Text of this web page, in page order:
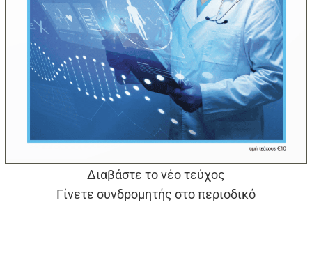
Διαβάστε το νέο τεύχος
Γίνετε συνδρομητής στο περιοδικό